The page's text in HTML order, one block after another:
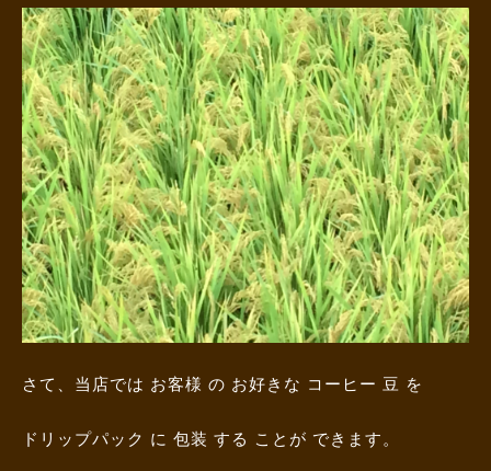
さて、当店では お客様 の お好きな コーヒー 豆 を
ドリップパック に 包装 する ことが できます。